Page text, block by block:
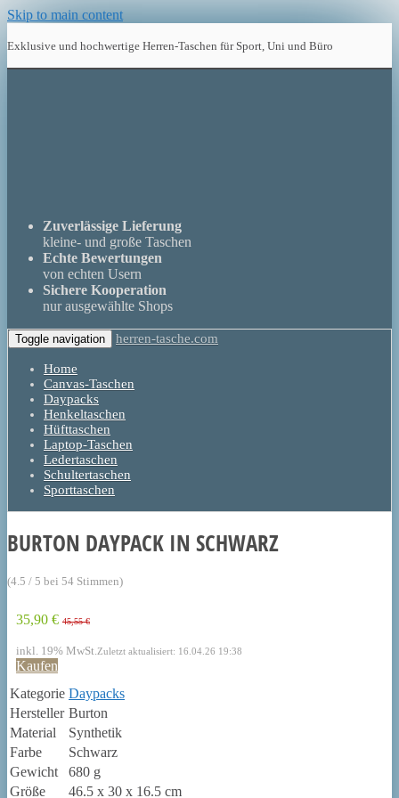
Skip to main content
Exklusive und hochwertige Herren-Taschen für Sport, Uni und Büro
Zuverlässige Lieferung
kleine- und große Taschen
Echte Bewertungen
von echten Usern
Sichere Kooperation
nur ausgewählte Shops
Toggle navigation herren-tasche.com
Home
Canvas-Taschen
Daypacks
Henkeltaschen
Hüfttaschen
Laptop-Taschen
Ledertaschen
Schultertaschen
Sporttaschen
BURTON DAYPACK IN SCHWARZ
(4.5 / 5 bei 54 Stimmen)
35,90 € 45,55 €
inkl. 19% MwSt. Zuletzt aktualisiert: 16.04.26 19:38
Kaufen
Kategorie Daypacks
Hersteller Burton
Material
Synthetik
Farbe
Schwarz
Gewicht
680 g
Größe
46.5 x 30 x 16.5 cm